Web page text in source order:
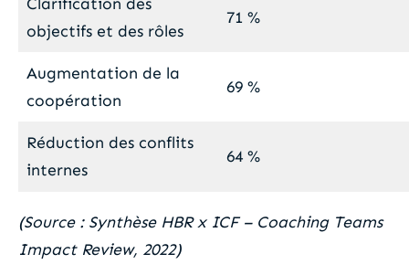
objectifs et des rôles
71 %
Augmentation de la
coopération
69 %
Réduction des conflits
internes
64 %
(Source : Synthèse HBR x ICF – Coaching Teams
Impact Review, 2022)